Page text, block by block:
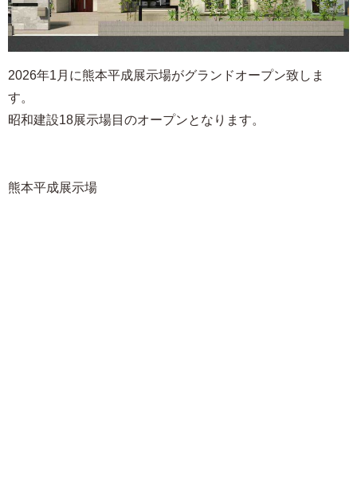
2026年1月に熊本平成展示場がグランドオープン致しま
す。
昭和建設18展示場目のオープンとなります。
熊本平成展示場